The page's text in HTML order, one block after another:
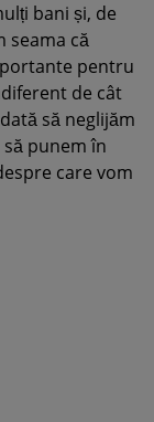
bani și, de
seama că
pentru
de cât
să neglijăm
punem în
care vom